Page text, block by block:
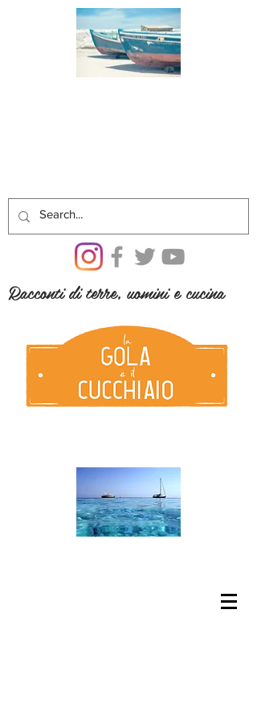
Racconti di terre, uomini e cucina